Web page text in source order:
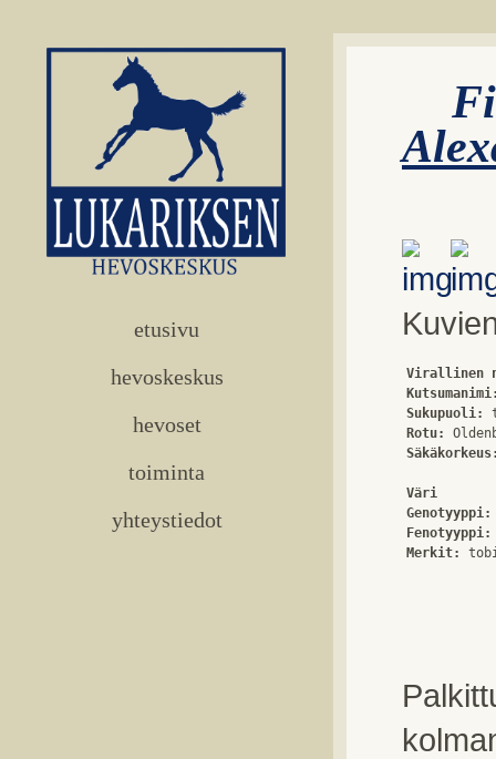
etusivu
hevoskeskus
hevoset
toiminta
yhteystiedot
Virallinen
Sukupuoli:
Rotu:
Väri
Genotyyppi:
Fenotyyppi:
Merkit: